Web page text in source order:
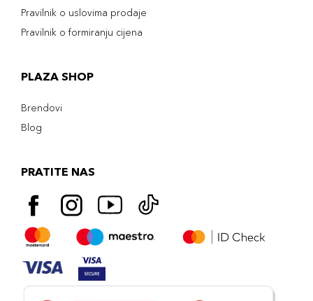
Pravilnik o uslovima prodaje
Pravilnik o formiranju cijena
PLAZA SHOP
Brendovi
Blog
PRATITE NAS